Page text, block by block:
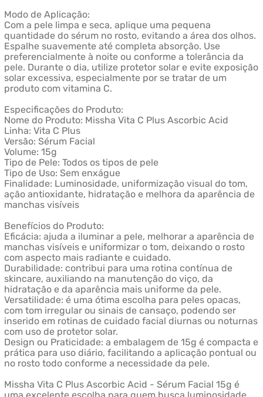
Modo de Aplicação:
Com a pele limpa e seca, aplique uma pequena
quantidade do sérum no rosto, evitando a área dos olhos.
Espalhe suavemente até completa absorção. Use
preferencialmente à noite ou conforme a tolerância da
pele. Durante o dia, utilize protetor solar e evite exposição
solar excessiva, especialmente por se tratar de um
produto com vitamina C.
Especificações do Produto:
Nome do Produto: Missha Vita C Plus Ascorbic Acid
Linha: Vita C Plus
Versão: Sérum Facial
Volume: 15g
Tipo de Pele: Todos os tipos de pele
Tipo de Uso: Sem enxágue
Finalidade: Luminosidade, uniformização visual do tom,
ação antioxidante, hidratação e melhora da aparência de
manchas visíveis
Benefícios do Produto:
Eficácia: ajuda a iluminar a pele, melhorar a aparência de
manchas visíveis e uniformizar o tom, deixando o rosto
com aspecto mais radiante e cuidado.
Durabilidade: contribui para uma rotina contínua de
skincare, auxiliando na manutenção do viço, da
hidratação e da aparência mais uniforme da pele.
Versatilidade: é uma ótima escolha para peles opacas,
com tom irregular ou sinais de cansaço, podendo ser
inserido em rotinas de cuidado facial diurnas ou noturnas
com uso de protetor solar.
Design ou Praticidade: a embalagem de 15g é compacta e
prática para uso diário, facilitando a aplicação pontual ou
no rosto todo conforme a necessidade da pele.
Missha Vita C Plus Ascorbic Acid - Sérum Facial 15g é